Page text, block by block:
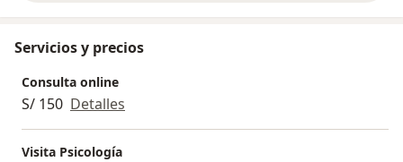
Servicios y precios
Consulta online
S/ 150 Detalles
Visita Psicología